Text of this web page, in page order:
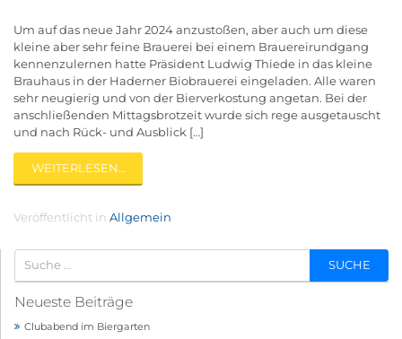
Um auf das neue Jahr 2024 anzustoßen, aber auch um diese
kleine aber sehr feine Brauerei bei einem Brauereirundgang
kennenzulernen hatte Präsident Ludwig Thiede in das kleine
Brauhaus in der Haderner Biobrauerei eingeladen. Alle waren
sehr neugierig und von der Bierverkostung angetan. Bei der
anschließenden Mittagsbrotzeit wurde sich rege ausgetauscht
und nach Rück- und Ausblick […]
WEITERLESEN…
Veröffentlicht in Allgemein
Neueste Beiträge
Clubabend im Biergarten